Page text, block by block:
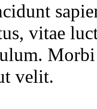
vitae
velit.